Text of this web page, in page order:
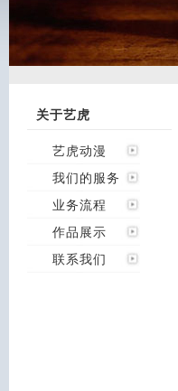
关于艺虎
艺虎动漫
我们的服务
业务流程
作品展示
联系我们